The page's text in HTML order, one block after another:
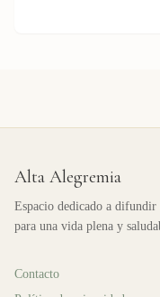
Alta Alegremia
Espacio dedicado a
para una vida plena y
Contacto